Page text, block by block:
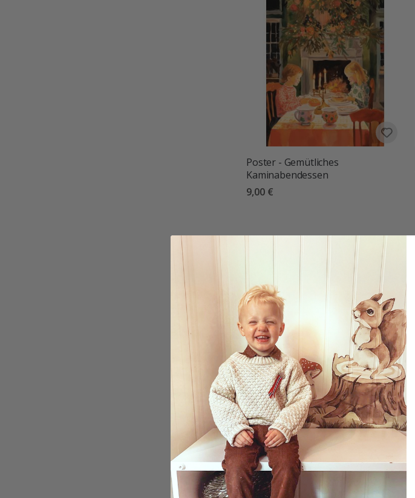
Poster - Gemütliches
Kaminabendessen
9,00 €
Poster - Retro Auto mit Baum
9,00 €